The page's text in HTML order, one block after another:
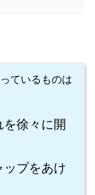
ているものは
徐々に開
プをあけ